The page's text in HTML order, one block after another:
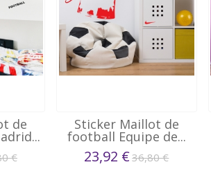
de
€
Sticker Maillot de
football Equipe de...
23,92 € 36,80 €